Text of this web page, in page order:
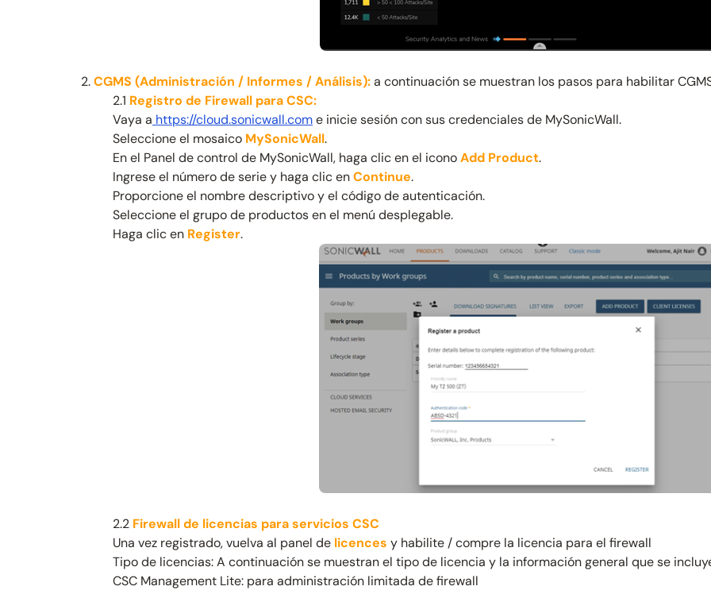
2.CGMS (Administración / Informes / Análisis):a continuación se muestran los pasos para habilitar
2.1 Registro de Firewall para CSC:
Vaya a https://cloud.sonicwall.come inicie sesión con sus credenciales de MySonicWall.
Seleccione el mosaico MySonicWall.
En el Panel de control de MySonicWall, haga clic en el iconoAdd Product.
Ingrese el número de serie y haga clic enContinue.
Proporcione el nombre descriptivo y el código de autenticación.
Seleccione el grupo de productos en el menú desplegable.
Haga clic en Register.
2.2 Firewall de licencias para servicios CSC
Una vez registrado, vuelva al panel de licences y habilite / compre la licencia para el firewall
Tipo de licencias: A continuación se muestran el tipo de licencia y la información general que se
CSC Management Lite: para administración limitada de firewall